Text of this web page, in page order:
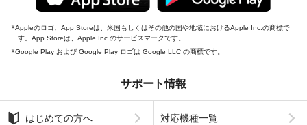
Appleのロゴ、App Storeは、米国もしくはその他の国や地域におけるApple Inc.の商標で
す。App Storeは、Apple Inc.のサービスマークです。
Google Play および Google Play ロゴは Google LLC の商標です。
サポート情報
はじめての方へ 対応機種一覧